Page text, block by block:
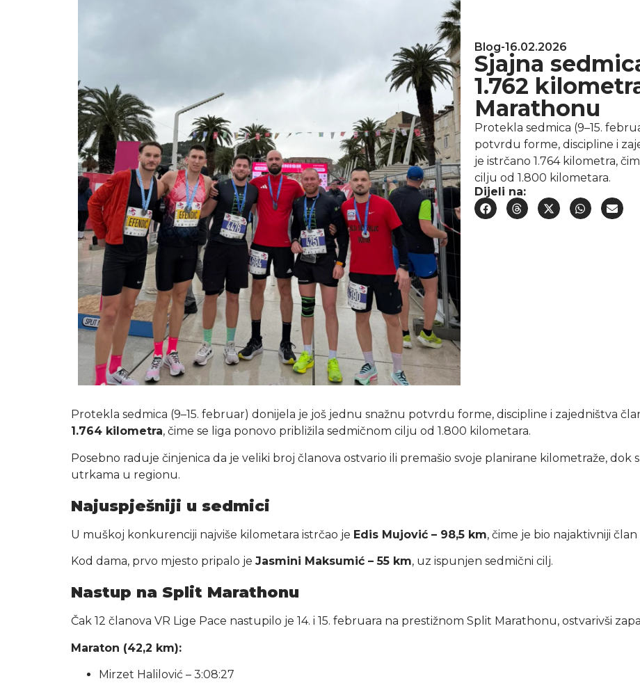
Blog-16.02.2026
Sjajna
1.762
Marathonu
Protekla sedmica (9–15.
potvrdu forme, discipline i
je istrčano 1.764 kilometra,
cilju od 1.800 kilometara.
Dijeli na:
Protekla sedmica (9–15. februar) donijela je još jednu snažnu potvrdu forme, discipline i zajedništva
1.764 kilometra, čime se liga ponovo približila sedmičnom cilju od 1.800 kilometara.
Posebno raduje činjenica da je veliki broj članova ostvario ili premašio svoje planirane kilometraže, dok
utrkama u regionu.
Najuspješniji u sedmici
U muškoj konkurenciji najviše kilometara istrčao je Edis Mujović – 98,5 km, čime je bio najaktivniji
Kod dama, prvo mjesto pripalo je Jasmini Maksumić – 55 km, uz ispunjen sedmični cilj.
Nastup na Split Marathonu
Čak 12 članova VR Lige Pace nastupilo je 14. i 15. februara na prestižnom Split Marathonu, ostvarivši
Maraton (42,2 km):
Mirzet Halilović – 3:08:27